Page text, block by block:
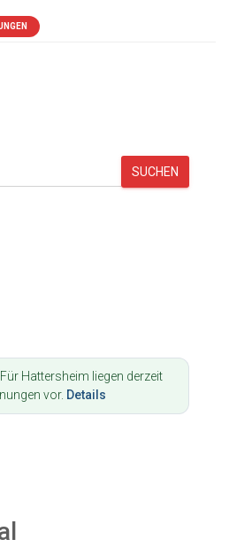
SUCHEN
Für Hattersheim liegen derzeit
vor. Details